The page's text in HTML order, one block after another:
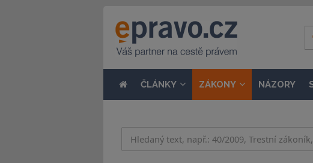
ČLÁNKY ZÁKONY NÁZORY